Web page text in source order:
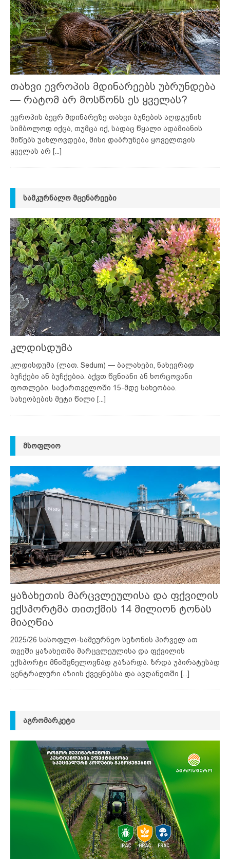
თახვი ევროპის მდინარეებს უბრუნდება
— რატომ არ მოსწონს ეს ყველას?
ევროპის ბევრ მდინარეზე თახვი ბუნების აღდგენის
სიმბოლოდ იქცა, თუმცა იქ, სადაც წყალი ადამიანის
მიწებს უახლოვდება, მისი დაბრუნება ყოველთვის
ყველას არ [...]
ᲡᲐᲛᲙᲣᲠᲜᲐᲚᲝ ᲛᲪᲔᲜᲐᲠᲔᲔᲑᲘ
კლდისდუმა
კლდისდუმა (ლათ. Sedum) — ბალახები, ნახევრად
ბუჩქები ან ბუჩქებია. აქვთ წვნიანი ან ხორცოვანი
ფოთლები. საქართველოში 15-მდე სახეობაა.
სახეობების მეტი წილი [...]
ᲛᲡᲝᲤᲚᲘᲝ
ყაზახეთის მარცვლეულისა და ფქვილის
ექსპორტმა თითქმის 14 მილიონ ტონას
მიაღწია
2025/26 სასოფლო-სამეურნეო სეზონის პირველ ათ
თვეში ყაზახეთმა მარცვლეულისა და ფქვილის
ექსპორტი მნიშვნელოვნად გაზარდა. ზრდა უპირატესად
ცენტრალური აზიის ქვეყნებსა და ავღანეთში [...]
ᲐᲒᲠᲝᲛᲐᲠᲙᲔᲢᲘ